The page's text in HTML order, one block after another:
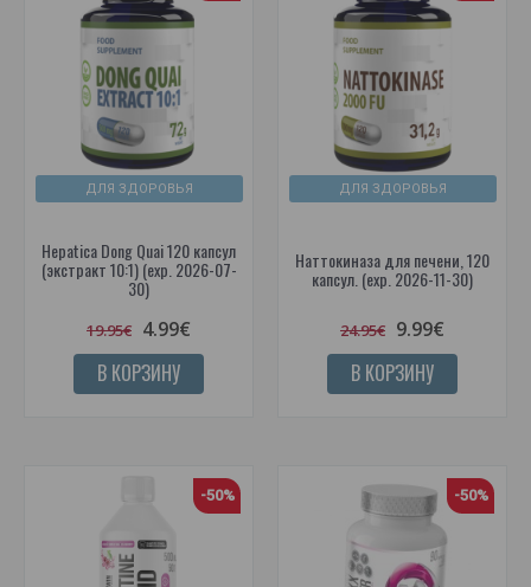
ДЛЯ ЗДОРОВЬЯ
Hepatica Dong Quai 120 капсул
(экстракт 10:1) (exp. 2026-07-
30)
19.95€ 4.99€
В КОРЗИНУ
ДЛЯ ЗДОРОВЬЯ
Наттокиназа для печени, 120
капсул. (exp. 2026-11-30)
24.95€ 9.99€
В КОРЗИНУ
-50% -50%